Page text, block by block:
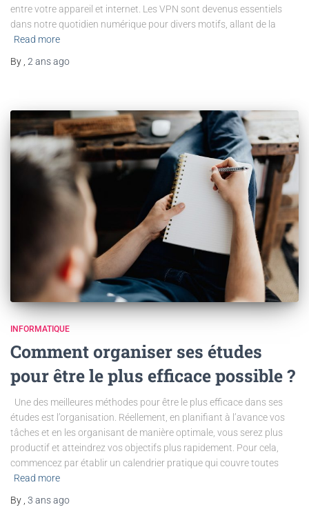
entre votre appareil et internet. Les VPN sont devenus essentiels
dans notre quotidien numérique pour divers motifs, allant de la
Read more
By 2 ansago
INFORMATIQUE
Comment organiser ses études
pour être le plus efficace possible ?
Une des meilleures méthodes pour être le plus efficace dans ses
études est l’organisation. Réellement, en planifiant à l’avance vos
tâches et en les organisant de manière optimale, vous serez plus
productif et atteindrez vos objectifs plus rapidement. Pour cela,
commencez par établir un calendrier pratique qui couvre toutes
Read more
By , 3 ansago